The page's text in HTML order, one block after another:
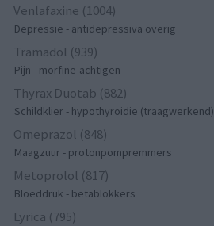
Venlafaxine (1004)
Depressie - antidepressiva overig
Tramadol (939)
Pijn - morfine-achtigen
Thyrax Duotab (882)
Schildklier - hypothyroidie (traagwerkend)
Omeprazol (848)
Maagzuur - protonpompremmers
Metoprolol (817)
Bloeddruk - betablokkers
Lyrica (795)